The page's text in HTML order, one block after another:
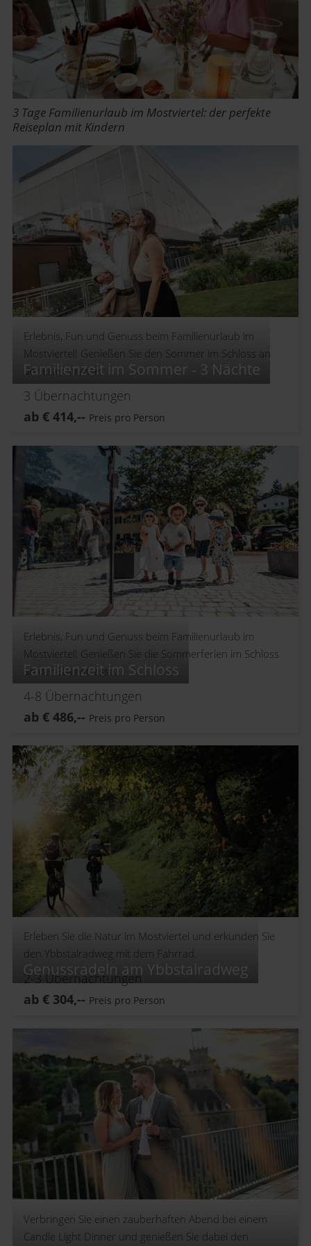
3 Tage Familienurlaub im Mostviertel: der perfekte
Reiseplan mit Kindern
Familienzeit im Sommer - 3 Nächte
Erlebnis, Fun und Genuss beim Familienurlaub im
Mostviertel! Genießen Sie den Sommer im Schloss an
der Eisenstrasse.
3 Übernachtungen
ab € 414,-- Preis pro Person
Familienzeit im Schloss
Erlebnis, Fun und Genuss beim Familienurlaub im
Mostviertel! Genießen Sie die Sommerferien im Schloss
an der Eisenstrasse.
4-8 Übernachtungen
ab € 486,-- Preis pro Person
Genussradeln am Ybbstalradweg
Erleben Sie die Natur im Mostviertel und erkunden Sie
den Ybbstalradweg mit dem Fahrrad.
2-3Übernachtungen
ab € 304,-- Preis pro Person
Verbringen Sie einen zauberhaften Abend bei einem
Candle Light Dinner und genießen Sie dabei den